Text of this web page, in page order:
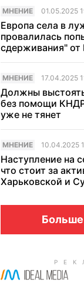
МНЕНИЕ 01.05.2025
Европа села в
провалилась
сдерживания" от
МНЕНИЕ 17.04.2025
Должны
без помощи
уже не тянет
МНЕНИЕ 10.04.2025
Наступление на
что стоит за
Харьковской и
Больше